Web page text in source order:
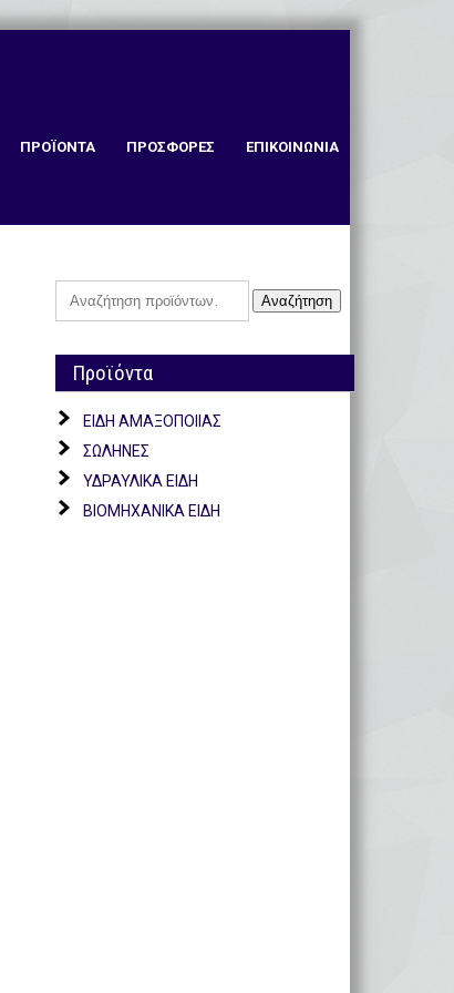
ΠΡΟΪΟΝΤΑ ΠΡΟΣΦΟΡΕΣ ΕΠΙΚΟΙΝΩΝΙΑ
Αναζήτηση
Αναζήτηση
Προϊόντα
ΕΙΔΗ ΑΜΑΞΟΠΟΙΙΑΣ
ΣΩΛΗΝΕΣ
ΥΔΡΑΥΛΙΚΑ ΕΙΔΗ
ΒΙΟΜΗΧΑΝΙΚΑ ΕΙΔΗ